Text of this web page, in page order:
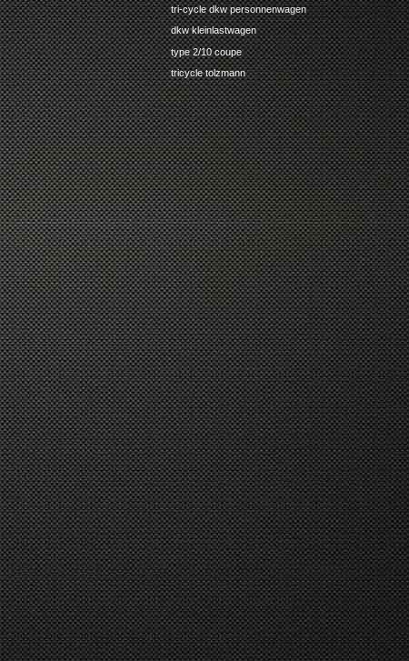
tri-cycle dkw personnenwagen
dkw kleinlastwagen
type 2/10 coupe
tricycle tolzmann